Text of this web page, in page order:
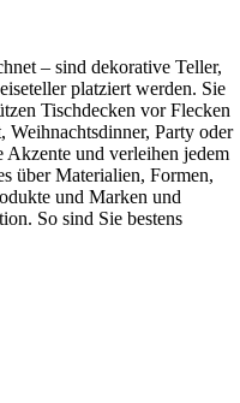
– sind dekorative Teller,
platziert werden. Sie
Tischdecken vor Flecken
Party oder
Akzente und verleihen jedem
über Materialien, Formen,
und Marken und
So sind Sie bestens